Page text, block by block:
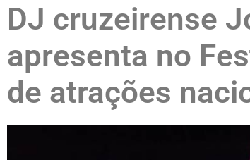
DJ cruzeirense
apresenta no
de atrações